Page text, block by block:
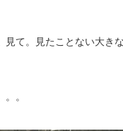
見て。見たことない大き
。